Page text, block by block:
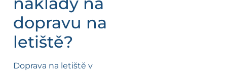
dopravu na
letiště?
Doprava na letiště v